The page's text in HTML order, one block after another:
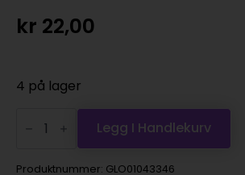
kr 22,00
4 på lager
Noor
3800/46
Legg I Handlekurv
Produktnummer: GLO01043346